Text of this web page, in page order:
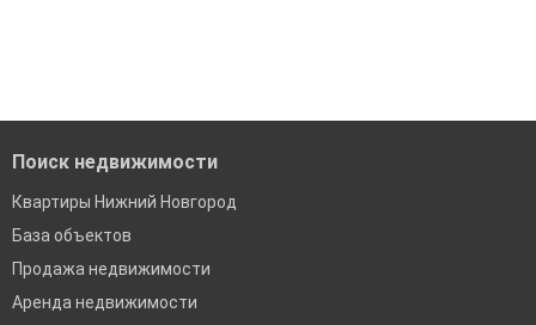
Поиск недвижимости
Квартиры Нижний Новгород
База объектов
Продажа недвижимости
Аренда недвижимости